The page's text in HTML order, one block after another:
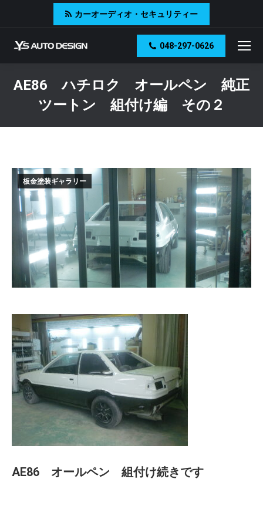
カーオーディオ・セキュリティー
048-297-0626
AE86 ハチロク オールペン 純正
ツートン 組付け編 その２
板金塗装ギャラリー
AE86 オールペン 組付け続きです